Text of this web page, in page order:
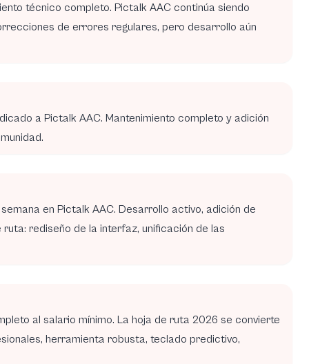
técnico completo. Pictalk AAC continúa siendo
de errores regulares, pero desarrollo aún
a Pictalk AAC. Mantenimiento completo y adición
en Pictalk AAC. Desarrollo activo, adición de
rediseño de la interfaz, unificación de las
al salario mínimo. La hoja de ruta 2026 se convierte
herramienta robusta, teclado predictivo,